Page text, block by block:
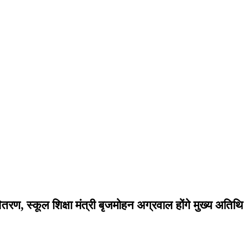
स्कूल शिक्षा मंत्री बृजमोहन अग्रवाल होंगे मुख्य अतिथि